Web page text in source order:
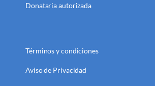
Donataria autorizada
Términos y condiciones
Aviso de Privacidad